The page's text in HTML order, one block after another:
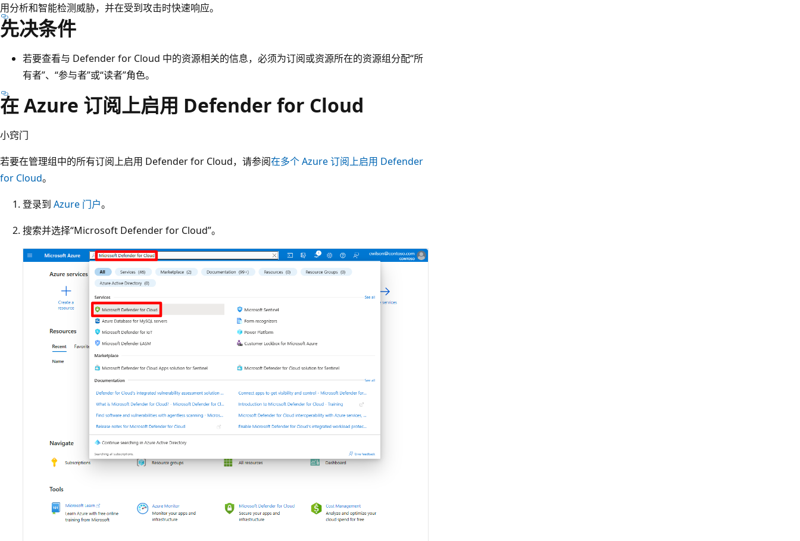
用分析和智能检测威胁，并在受到攻击时快速响应。
先决条件
若要查看与 Defender for Cloud 中的资源相关的信息，必须为订阅或资源所在的资源组分配“所
有者”、“参与者”或“读者”角色。
在 Azure 订阅上启用 Defender for Cloud
小窍门
若要在管理组中的所有订阅上启用 Defender for Cloud，请参阅在多个 Azure 订阅上启用 Defender
for Cloud。
登录到 Azure 门户。
搜索并选择“Microsoft Defender for Cloud”。